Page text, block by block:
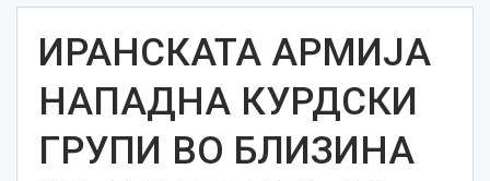
ИРАНСКАТА АРМИЈА
НАПАДНА КУРДСКИ
ГРУПИ ВО БЛИЗИНА